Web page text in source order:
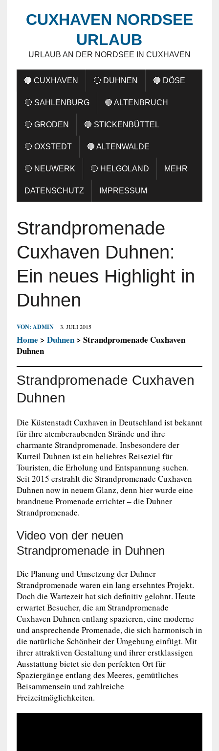
CUXHAVEN NORDSEE
URLAUB
URLAUB AN DER NORDSEE IN CUXHAVEN
🔴 CUXHAVEN 🔴 DUHNEN 🔴 DÖSE
🔴 SAHLENBURG 🔴 ALTENBRUCH
🔴 GRODEN 🔴 STICKENBÜTTEL
🔴 OXSTEDT 🔴 ALTENWALDE
🔴 NEUWERK 🔴 HELGOLAND MEHR
DATENSCHUTZ IMPRESSUM
Strandpromenade
Cuxhaven Duhnen:
Ein neues Highlight in
Duhnen
VON: ADMIN 3. JULI 2015
Home > Duhnen> Strandpromenade Cuxhaven
Duhnen
Strandpromenade Cuxhaven
Duhnen
Die Küstenstadt Cuxhaven in Deutschland ist bekannt
für ihre atemberaubenden Strände und ihre
charmante Strandpromenade. Insbesondere der
Kurteil Duhnen ist ein beliebtes Reiseziel für
Touristen, die Erholung und Entspannung suchen.
Seit 2015 erstrahlt die Strandpromenade Cuxhaven
Duhnen now in neuem Glanz, denn hier wurde eine
brandneue Promenade errichtet – die Duhner
Strandpromenade.
Video von der neuen
Strandpromenade in Duhnen
Die Planung und Umsetzung der Duhner
Strandpromenade waren ein lang ersehntes Projekt.
Doch die Wartezeit hat sich definitiv gelohnt. Heute
erwartet Besucher, die am Strandpromenade
Cuxhaven Duhnen entlang spazieren, eine moderne
und ansprechende Promenade, die sich harmonisch in
die natürliche Schönheit der Umgebung einfügt. Mit
ihrer attraktiven Gestaltung und ihrer erstklassigen
Ausstattung bietet sie den perfekten Ort für
Spaziergänge entlang des Meeres, gemütliches
Beisammensein und zahlreiche
Freizeitmöglichkeiten.